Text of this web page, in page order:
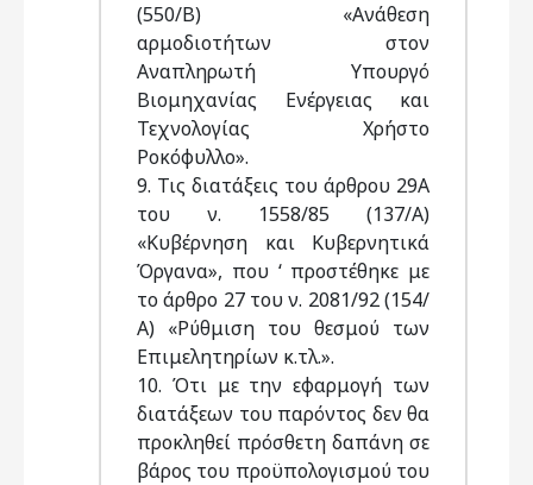
(550/Β) «Ανάθεση
αρμοδιοτήτων στον
Αναπληρωτή Υπουργό
Βιομηχανίας Ενέργειας και
Τεχνολογίας Χρήστο
Ροκόφυλλο».
9. Τις διατάξεις του άρθρου 29Α
του ν. 1558/85 (137/Α)
«Κυβέρνηση και Κυβερνητικά
Όργανα», που ‘ προστέθηκε με
το άρθρο 27 του ν. 2081/92 (154/
Α) «Ρύθμιση του θεσμού των
Επιμελητηρίων κ.τλ.».
10. Ότι με την εφαρμογή των
διατάξεων του παρόντος δεν θα
προκληθεί πρόσθετη δαπάνη σε
βάρος του προϋπολογισμού του